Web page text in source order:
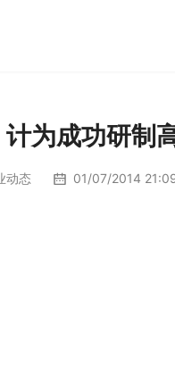
为成功研制
动态 01/07/2014